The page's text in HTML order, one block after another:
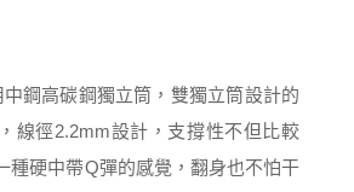
中鋼高碳鋼獨立筒，雙獨立筒設計的
線徑2.2mm設計，支撐性不但比較
種硬中帶Q彈的感覺，翻身也不怕干